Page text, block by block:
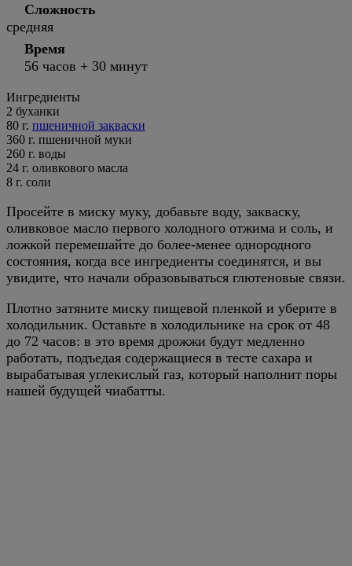
Сложность
средняя
Время
56 часов + 30 минут
Ингредиенты
2 буханки
80 г. пшеничной закваски
360 г. пшеничной муки
260 г. воды
24 г. оливкового масла
8 г. соли
Просейте в миску муку, добавьте воду, закваску,
оливковое масло первого холодного отжима и соль, и
ложкой перемешайте до более-менее однородного
состояния, когда все ингредиенты соединятся, и вы
увидите, что начали образовываться глютеновые связи.
Плотно затяните миску пищевой пленкой и уберите в
холодильник. Оставьте в холодильнике на срок от 48
до 72 часов: в это время дрожжи будут медленно
работать, подъедая содержащиеся в тесте сахара и
вырабатывая углекислый газ, который наполнит поры
нашей будущей чиабатты.